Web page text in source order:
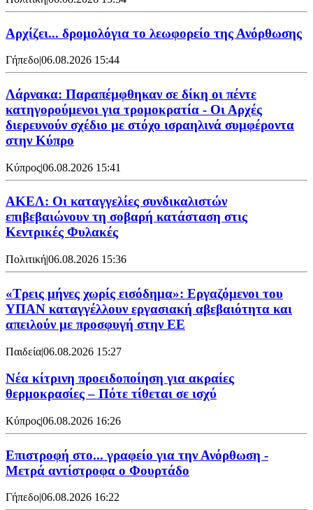
Αρχίζει... δρομολόγια το λεωφορείο της Ανόρθωσης
Γήπεδο|06.08.2026 15:44
Λάρνακα: Παραπέμφθηκαν σε δίκη οι πέντε
κατηγορούμενοι για τρομοκρατία - Οι Αρχές
διερευνούν σχέδιο με στόχο ισραηλινά συμφέροντα
στην Κύπρο
Κύπρος|06.08.2026 15:41
ΑΚΕΛ: Οι καταγγελίες συνδικαλιστών
επιβεβαιώνουν τη σοβαρή κατάσταση στις
Κεντρικές Φυλακές
Πολιτική|06.08.2026 15:36
«Τρεις μήνες χωρίς εισόδημα»: Εργαζόμενοι του
ΥΠΑΝ καταγγέλλουν εργασιακή αβεβαιότητα και
απειλούν με προσφυγή στην ΕΕ
Παιδεία|06.08.2026 15:27
Νέα κίτρινη προειδοποίηση για ακραίες
θερμοκρασίες – Πότε τίθεται σε ισχύ
Κύπρος|06.08.2026 16:26
Επιστροφή στο... γραφείο για την Ανόρθωση -
Μετρά αντίστροφα ο Φουρτάδο
Γήπεδο|06.08.2026 16:22